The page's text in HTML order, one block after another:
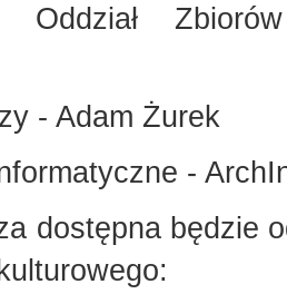
Oddział
- Adam Żurek
-
dostępna będzie